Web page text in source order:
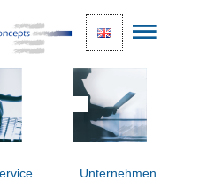
Unternehmen